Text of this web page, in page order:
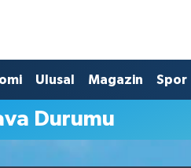
Ulusal Magazin Spor
Durumu